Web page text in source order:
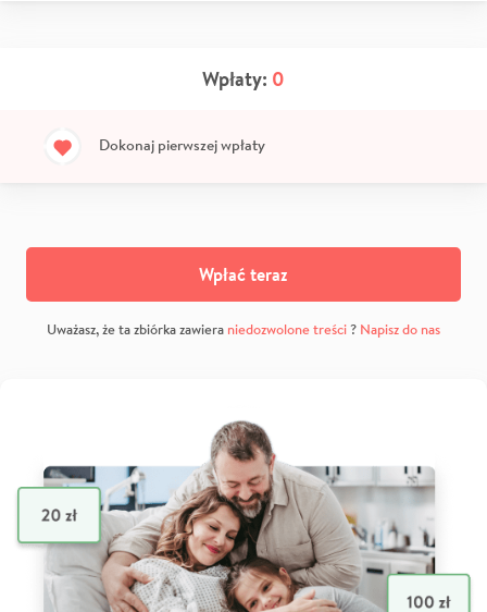
Wpłaty: 0
Dokonaj pierwszej wpłaty
Wpłać teraz
Uważasz, że ta zbiórka zawiera niedozwolone treści? Napisz do nas